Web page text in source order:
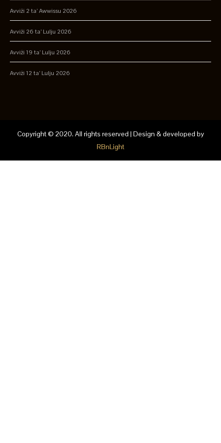
Avviżi 2 ta’ Awwissu 2026
Avviżi 26 ta’ Lulju 2026
Avviżi 19 ta’ Lulju 2026
Avviżi 12 ta’ Lulju 2026
Copyright © 2020. All rights reserved | Design & developed by
RBnLight